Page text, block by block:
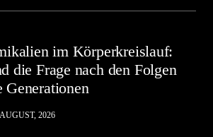
im Körperkreislauf:
die Frage nach den Folgen
Generationen
2026